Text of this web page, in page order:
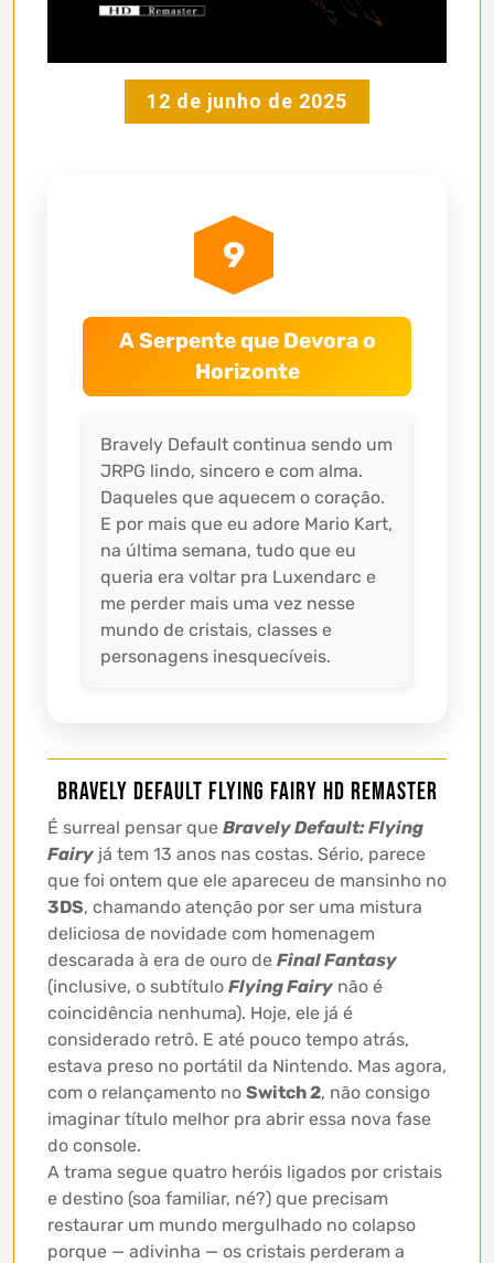
12 de junho de 2025
9
A Serpente que Devora o
Horizonte
Bravely Default continua sendo um
JRPG lindo, sincero e com alma.
Daqueles que aquecem o coração.
E por mais que eu adore Mario Kart,
na última semana, tudo que eu
queria era voltar pra Luxendarc e
me perder mais uma vez nesse
mundo de cristais, classes e
personagens inesquecíveis.
Bravely Default Flying Fairy HD Remaster
É surreal pensar que Bravely Default: Flying
Fairy já tem 13 anos nas costas. Sério, parece
que foi ontem que ele apareceu de mansinho no
3DS, chamando atenção por ser uma mistura
deliciosa de novidade com homenagem
descarada à era de ouro de Final Fantasy
(inclusive, o subtítulo Flying Fairy não é
coincidência nenhuma). Hoje, ele já é
considerado retrô. E até pouco tempo atrás,
estava preso no portátil da Nintendo. Mas agora,
com o relançamento no Switch 2, não consigo
imaginar título melhor pra abrir essa nova fase
do console.
A trama segue quatro heróis ligados por cristais
e destino (soa familiar, né?) que precisam
restaurar um mundo mergulhado no colapso
porque — adivinha — os cristais perderam a